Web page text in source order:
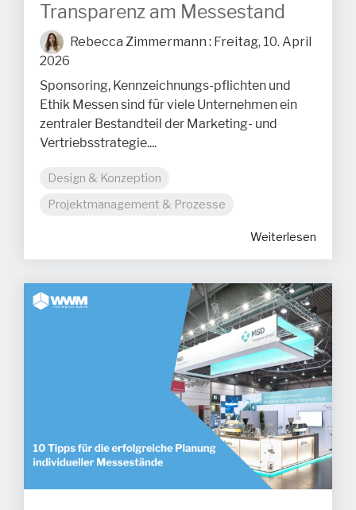
Transparenz am Messestand
Rebecca Zimmermann : Freitag, 10. April
2026
Sponsoring, Kennzeichnungs-pflichten und
Ethik Messen sind für viele Unternehmen ein
zentraler Bestandteil der Marketing- und
Vertriebsstrategie....
Design & Konzeption
Projektmanagement & Prozesse
Weiterlesen